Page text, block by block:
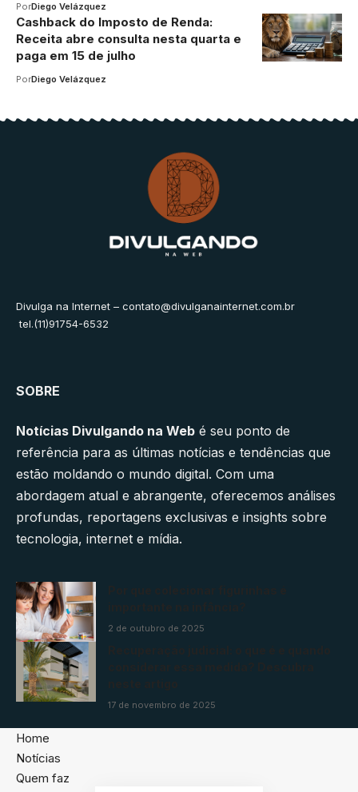
PorDiego Velázquez
Cashback do Imposto de Renda:
Receita abre consulta nesta quarta e
paga em 15 de julho
PorDiego Velázquez
Divulga na Internet – contato@divulganainternet.com.br
tel.(11)91754-6532
SOBRE
Notícias Divulgando na Web é seu ponto de
referência para as últimas notícias e tendências que
estão moldando o mundo digital. Com uma
abordagem atual e abrangente, oferecemos análises
profundas, reportagens exclusivas e insights sobre
tecnologia, internet e mídia.
2 de outubro de 2025
17 de novembro de 2025
Home
Notícias
Quem faz